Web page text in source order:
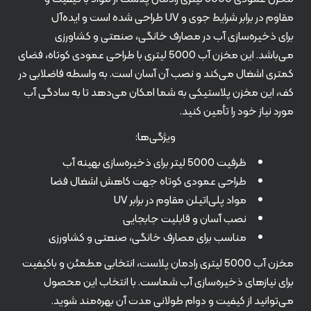
مقاوم در برابر شرایط جوی و UV طراحی شده است و ایده‌آل
برای ذخیره‌سازی آب در مصارف خانگی، صنعتی و کشاورزی
می‌باشد. این مخزن آب 5000 لیتری با طراحی عمودی کوتاه، فضای
کمتری اشغال می‌کند و نصب آن آسان است. به واسطه فاضلابی در
کف، این مخزن پلاستیکی به شما امکان می‌دهد تا به سادگی آب
مورد نیاز خود را تأمین کنید.
ویژگی‌ها:
ظرفیت 5000 لیتر برای ذخیره‌سازی بهینه آب
طراحی عمودی کوتاه جهت کاهش اشغال فضا
مواد پلی‌اتیلن مقاوم در برابر UV
نصب آسان و قابلیت جابجایی
مناسب برای مصارف خانگی، صنعتی و کشاورزی
مخزن آب 5000 لیتری رادمان پلاست، انتخابی مطمئن و باکیفیت
برای نیازهای ذخیره‌سازی آب شماست. با انتخاب این محصول
می‌توانید از کیفیت و دوام طولانی مدت آن بهره‌مند شوید.